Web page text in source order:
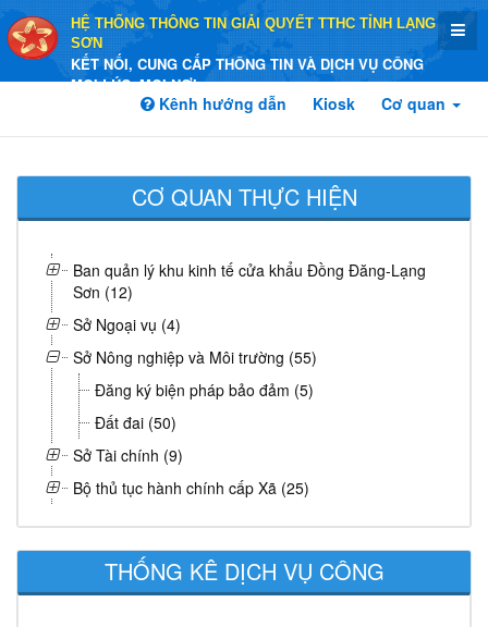
HỆ THỐNG THÔNG TIN GIẢI QUYẾT TTHC TỈNH LẠNG
SƠN
KẾT NỐI, CUNG CẤP THÔNG TIN VÀ DỊCH VỤ CÔNG
MỌI LÚC, MỌI NƠI
Kênh hướng dẫn Kiosk Cơ quan
CƠ QUAN THỰC HIỆN
Ban quản lý khu kinh tế cửa khẩu Đồng Đăng-Lạng
Sơn (12)
Sở Ngoại vụ (4)
Sở Nông nghiệp và Môi trường (55)
Đăng ký biện pháp bảo đảm (5)
Đất đai (50)
Sở Tài chính (9)
Bộ thủ tục hành chính cấp Xã (25)
THỐNG KÊ DỊCH VỤ CÔNG